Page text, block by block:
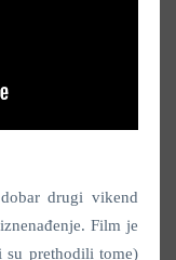
drugi vikend
Film je
prethodili tome)